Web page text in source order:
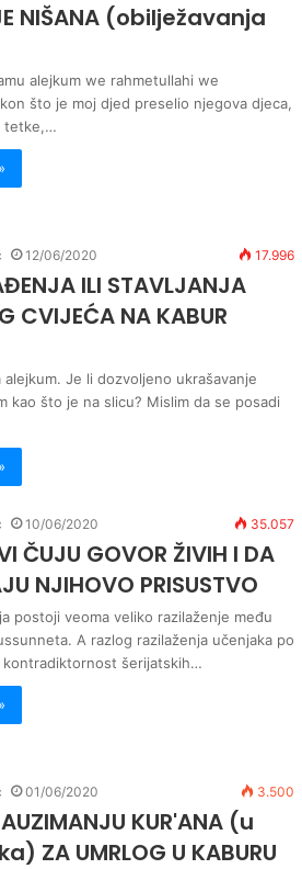
NIŠANA (obilježavanja
alejkum we rahmetullahi we
što je moj djed preselio njegova djeca,
tetke,…
12/06/2020 17.996
ILI STAVLJANJA
CVIJEĆA NA KABUR
alejkum. Je li dozvoljeno ukrašavanje
kao što je na slicu? Mislim da se posadi
10/06/2020 35.057
ČUJU GOVOR ŽIVIH I DA
NJIHOVO PRISUSTVO
postoji veoma veliko razilaženje među
A razlog razilaženja učenjaka po
kontradiktornost šerijatskih…
01/06/2020 3.500
KUR'ANA (u
ZA UMRLOG U KABURU